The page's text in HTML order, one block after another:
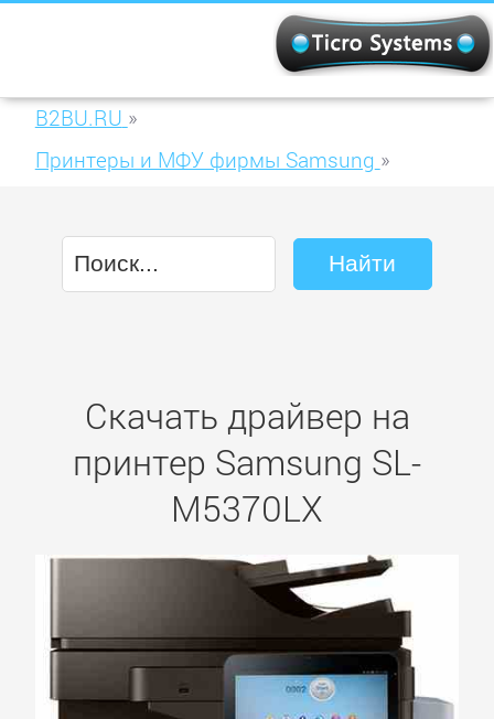
B2BU.RU »
Принтеры и МФУ фирмы Samsung »
Скачать драйвер на
принтер Samsung SL-
M5370LX